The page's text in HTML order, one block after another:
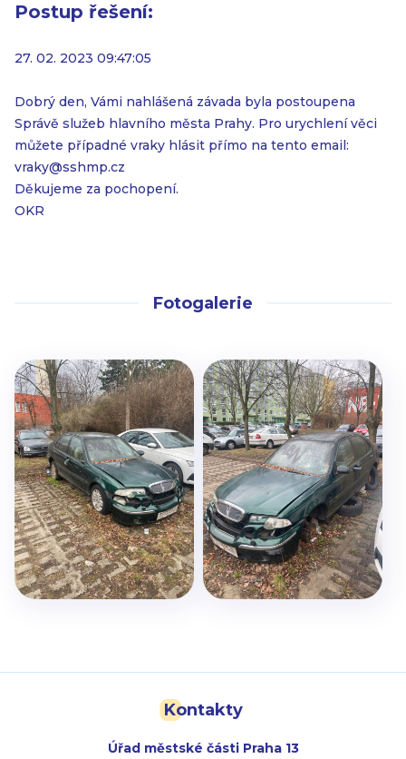
Postup řešení:
27. 02. 2023 09:47:05
Dobrý den, Vámi nahlášená závada byla postoupena
Správě služeb hlavního města Prahy. Pro urychlení věci
můžete případné vraky hlásit přímo na tento email:
vraky@sshmp.cz
Děkujeme za pochopení.
OKR
Fotogalerie
Kontakty
Úřad městské části Praha 13